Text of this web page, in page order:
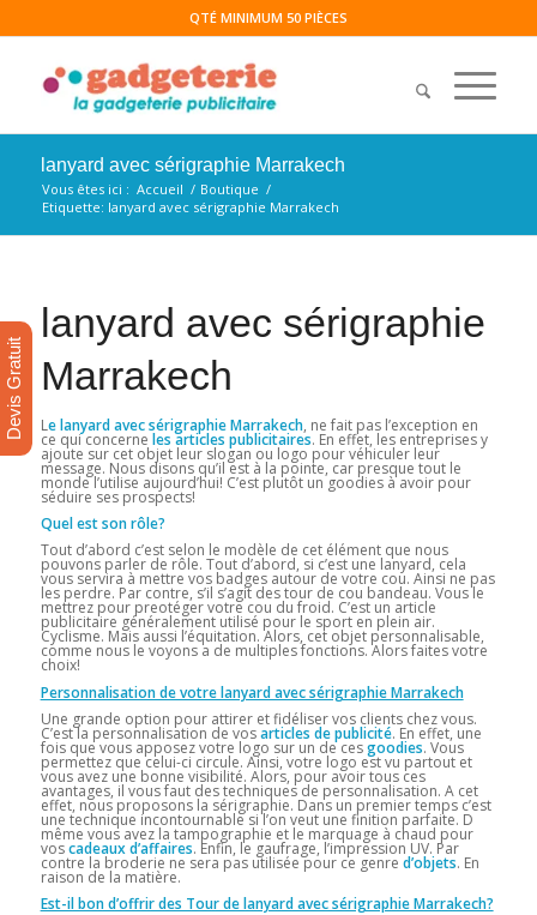
QTÉ MINIMUM 50 PIÈCES
lanyard avec sérigraphie Marrakech
Vous êtes ici : Accueil / Boutique /
Etiquette: lanyard avec sérigraphie Marrakech
lanyard avec sérigraphie
Marrakech
Le lanyard avec sérigraphie Marrakech, ne fait pas l’exception en
ce qui concerne les articles publicitaires. En effet, les entreprises y
ajoute sur cet objet leur slogan ou logo pour véhiculer leur
message. Nous disons qu’il est à la pointe, car presque tout le
monde l’utilise aujourd’hui! C’est plutôt un goodies à avoir pour
séduire ses prospects!
Quel est son rôle?
Tout d’abord c’est selon le modèle de cet élément que nous
pouvons parler de rôle. Tout d’abord, si c’est une lanyard, cela
vous servira à mettre vos badges autour de votre cou. Ainsi ne pas
les perdre. Par contre, s’il s’agit des tour de cou bandeau. Vous le
mettrez pour preotéger votre cou du froid. C’est un article
publicitaire généralement utilisé pour le sport en plein air.
Cyclisme. Mais aussi l’équitation. Alors, cet objet personnalisable,
comme nous le voyons a de multiples fonctions. Alors faites votre
choix!
Personnalisation de votre lanyard avec sérigraphie Marrakech
Une grande option pour attirer et fidéliser vos clients chez vous.
C’est la personnalisation de vosarticles de publicité. En effet, une
fois que vous apposez votre logo sur un de cesgoodies. Vous
permettez que celui-ci circule. Ainsi, votre logo est vu partout et
vous avez une bonne visibilité. Alors, pour avoir tous ces
avantages, il vous faut des techniques de personnalisation. A cet
effet, nous proposons la sérigraphie. Dans un premier temps c’est
une technique incontournable si l’on veut une finition parfaite. D
même vous avez la tampographie et le marquage à chaud pour
voscadeaux d’affaires. Enfin, le gaufrage, l’impression UV. Par
contre la broderie ne sera pas utilisée pour ce genre d’objets. En
raison de la matière.
Est-il bon d’offrir des Tour de lanyard avec sérigraphie Marrakech?
Devis Gratuit